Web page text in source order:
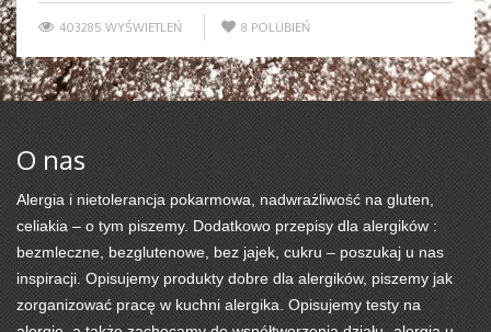
403285 WYŚWIETLEŃ 8 POLUBIEŃ
O nas
Alergia i nietolerancja pokarmowa, nadwrażliwość na gluten,
celiakia – o tym piszemy. Dodatkowo przepisy dla alergików :
bezmleczne, bezglutenowe, bez jajek, cukru – poszukaj u nas
inspiracji. Opisujemy produkty dobre dla alergików, piszemy jak
zorganizować pracę w kuchni alergika. Opisujemy testy na